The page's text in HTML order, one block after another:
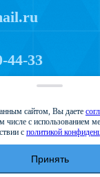
44-33
сайтом, Вы даете
числе с использованием
с политикой
Принять